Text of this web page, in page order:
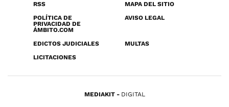
RSS
MAPA DEL SITIO
POLÍTICA DE
PRIVACIDAD DE
ÁMBITO.COM
AVISO LEGAL
EDICTOS JUDICIALES
MULTAS
LICITACIONES
MEDIAKIT DIGITAL